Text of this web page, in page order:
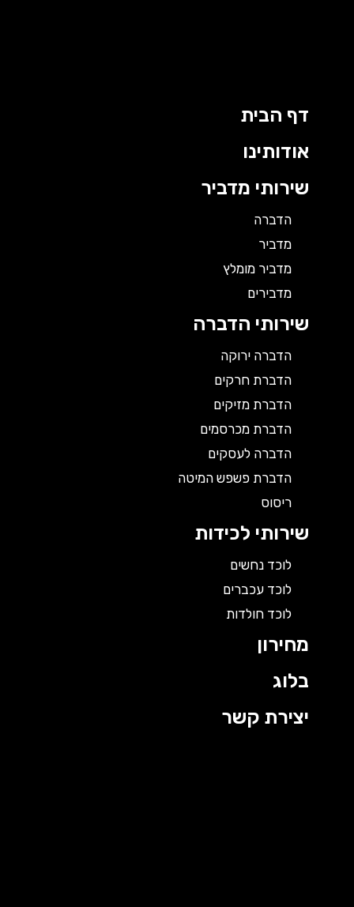
דף הבית
אודותינו
שירותי מדביר
הדברה
מדביר
מדביר מומלץ
מדבירים
שירותי הדברה
הדברה ירוקה
הדברת חרקים
הדברת מזיקים
הדברת מכרסמים
הדברה לעסקים
הדברת פשפש המיטה
ריסוס
שירותי לכידות
לוכד נחשים
לוכד עכברים
לוכד חולדות
מחירון
בלוג
יצירת קשר